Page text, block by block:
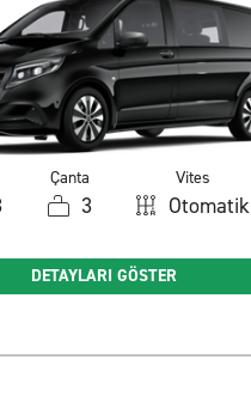
Çanta
3
Vites
Otomatik
DETAYLARI GÖSTER